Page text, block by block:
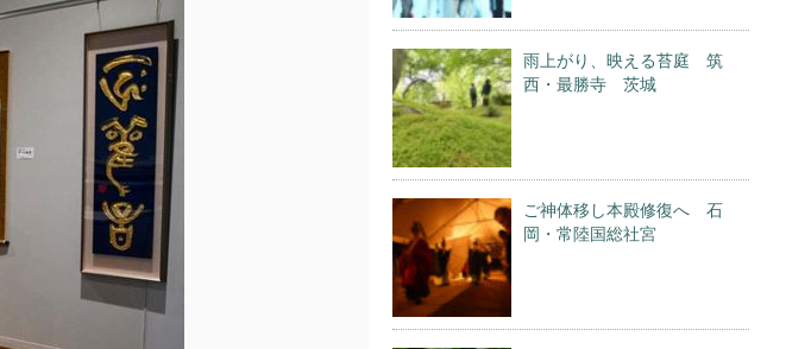
雨上がり、映える苔庭 筑
西・最勝寺 茨城
ご神体移し本殿修復へ 石
岡・常陸国総社宮